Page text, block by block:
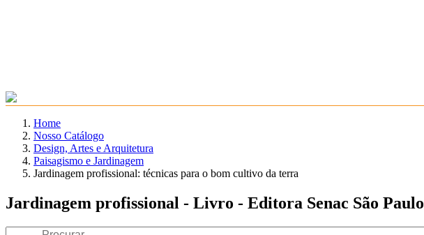
Home
Nosso Catálogo
Design, Artes e Arquitetura
Paisagismo e Jardinagem
Jardinagem profissional: técnicas para o bom cultivo da terra
Jardinagem profissional - Livro - Editora Senac São Paulo